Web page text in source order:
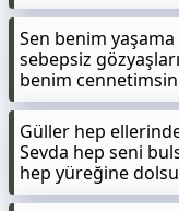
Sen benim
sebepsiz
benim
Güller hep
Sevda hep seni
hep yüreğine